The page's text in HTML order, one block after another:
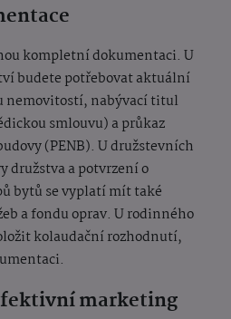
kompletní dokumentaci. U
budete potřebovat aktuální
nemovitostí, nabývací titul
smlouvu) a průkaz
(PENB). U družstevních
družstva a potvrzení o
bytů se vyplatí mít také
a fondu oprav. U rodinného
kolaudační rozhodnutí,
marketing